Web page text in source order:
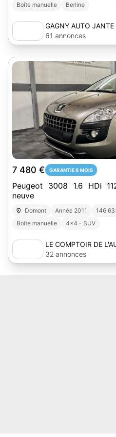
Boîte manuelle
Berline
GAGNY AUTO JANTE
61 annonces
7 480 € GARANTIE 6 MOIS
Peugeot 3008 1.6 HDi
neuve
Domont Année 2011 146
Boîte manuelle
4x4 - SUV
LE COMPTOIR DE
32 annonces